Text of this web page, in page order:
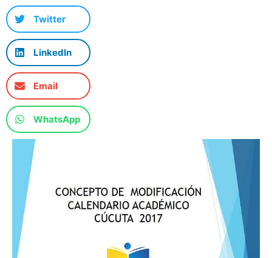
Twitter
LinkedIn
Email
WhatsApp